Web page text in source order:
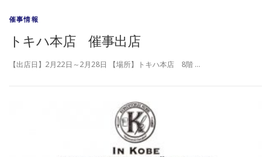
催事情報
トキハ本店 催事出店
【出店日】2月22日～2月28日 【場所】トキハ本店 8階 …